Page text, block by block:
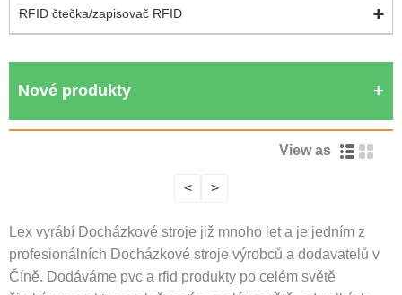
RFID čtečka/zapisovač RFID
Nové produkty
View as
< >
Lex vyrábí Docházkové stroje již mnoho let a je jedním z
profesionálních Docházkové stroje výrobců a dodavatelů v
Číně. Dodáváme pvc a rfid produkty po celém světě